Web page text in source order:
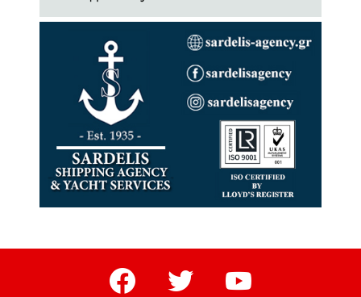
facebook twitter youtube